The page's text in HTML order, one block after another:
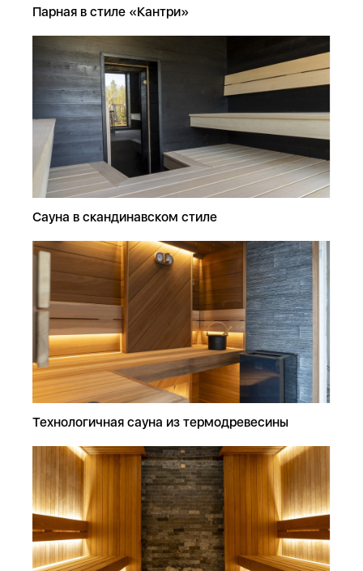
Парная в стиле «Кантри»
Сауна в скандинавском стиле
Технологичная сауна из термодревесины